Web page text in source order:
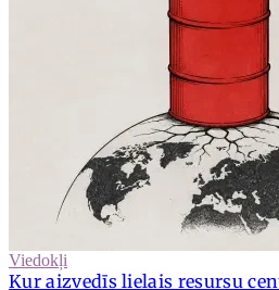
Viedokļi
Kur aizvedīs lielais resursu